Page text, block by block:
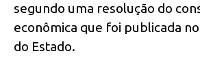
segundo uma resolução do
econômica que foi publicada
do Estado.